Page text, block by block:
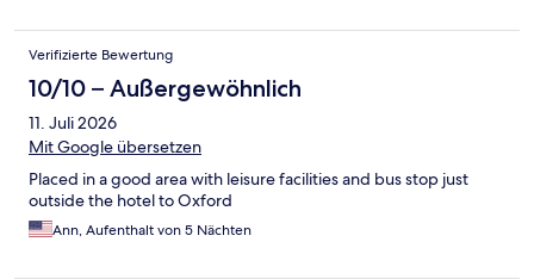
Verifizierte Bewertung
10/10 – Außergewöhnlich
11. Juli 2026
Mit Google übersetzen
Placed in a good area with leisure facilities and bus stop just
outside the hotel to Oxford
Ann, Aufenthalt von 5 Nächten